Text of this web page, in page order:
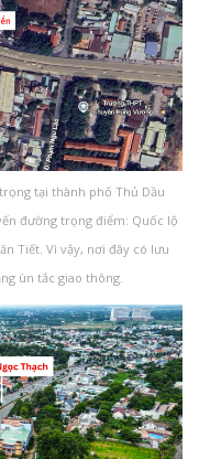
tại thành phố Thủ Dầu
đường trọng điểm: Quốc lộ
Tiết. Vì vậy, nơi đây có lưu
ùn tắc giao thông.